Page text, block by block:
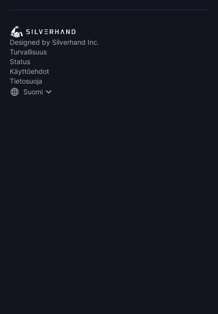
Designed by Silverhand Inc.
Turvallisuus
Status
Käyttöehdot
Tietosuoja
Suomi